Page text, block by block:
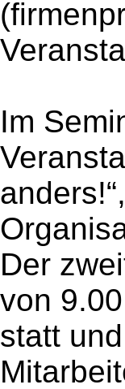
Im
Der
von
statt